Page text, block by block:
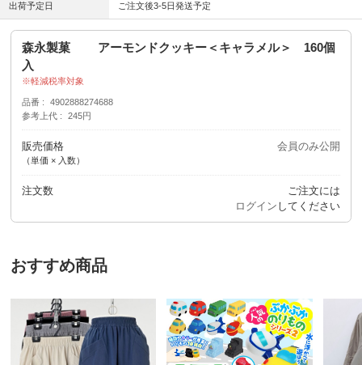
出荷予定日 ご注文後3-5日発送予定
森永製菓 アーモンドクッキー＜キャラメル＞ 160個
入
軽減税率対象
品番
4902888274688
参考上代
245円
販売価格
（単価 × 入数）
会員のみ公開
注文数
ご注文には
ログイン してください
おすすめ商品